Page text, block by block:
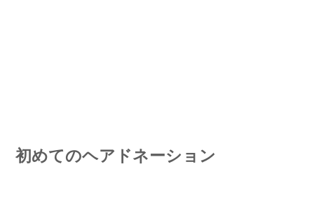
初めてのヘアドネーション